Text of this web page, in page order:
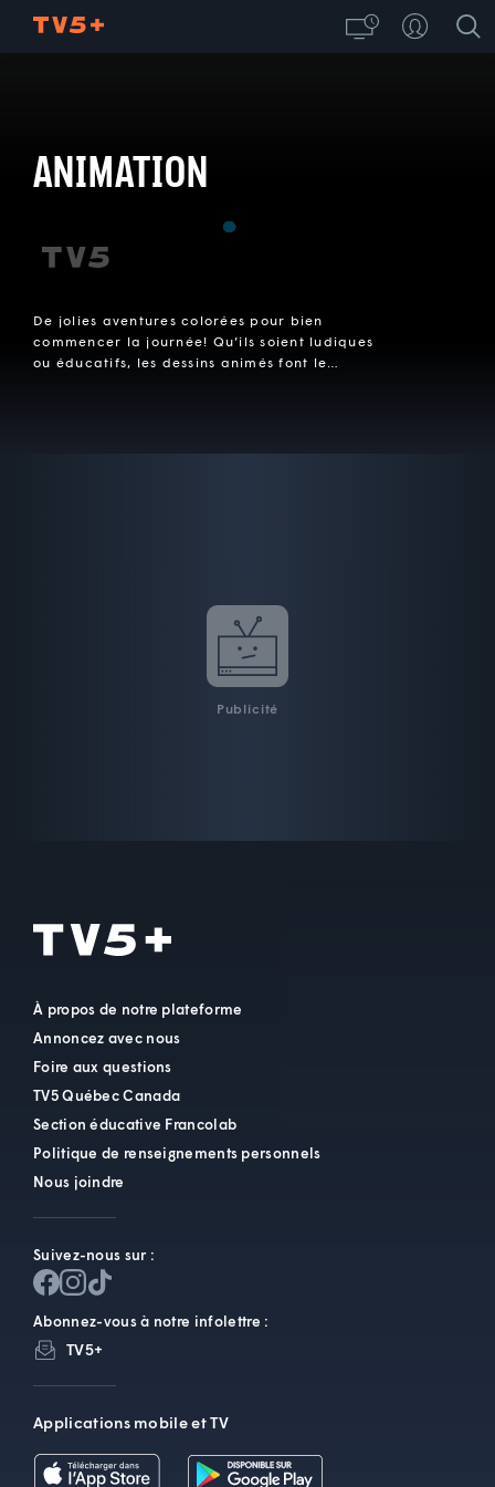
ANIMATION
De jolies aventures colorées pour bien
commencer la journée! Qu’ils soient ludiques
ou éducatifs, les dessins animés font le
Publicité
À propos de notre plateforme
Annoncez avec nous
Foire aux questions
TV5 Québec Canada
Section éducative Francolab
Politique de renseignements personnels
Nous joindre
Suivez-nous sur :
Abonnez-vous à notre infolettre :
TV5+
Applications mobile et TV